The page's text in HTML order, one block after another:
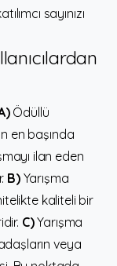
sayınızı
Ödüllü
en başında
ilan eden
B) Yarışma
kaliteli bir
C)Yarışma
veya